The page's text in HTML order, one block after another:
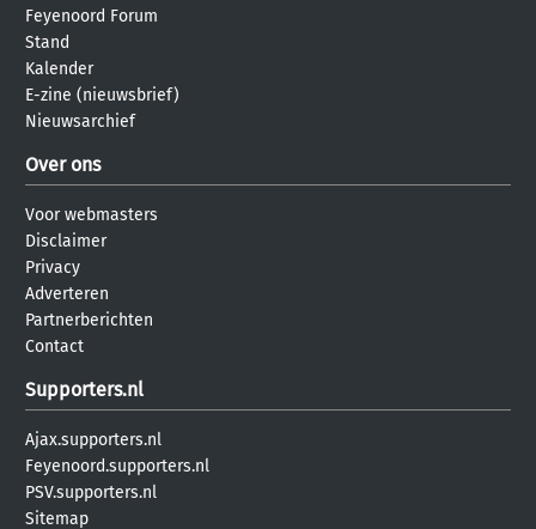
Feyenoord Forum
Stand
Kalender
E-zine (nieuwsbrief)
Nieuwsarchief
Over ons
Voor webmasters
Disclaimer
Privacy
Adverteren
Partnerberichten
Contact
Supporters.nl
Ajax.supporters.nl
Feyenoord.supporters.nl
PSV.supporters.nl
Sitemap